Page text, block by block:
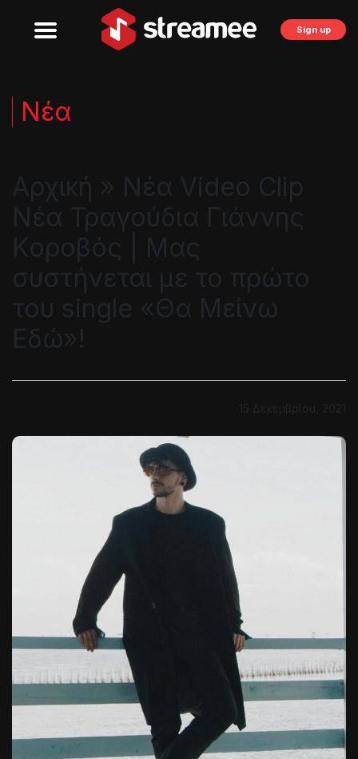
Sign up
Νέα
Αρχική » Νέα Video Clip
Νέα Τραγούδια Γιάννης
Κοροβός | Μας
συστήνεται με το πρώτο
του single «Θα Μείνω
Εδώ»!
15 Δεκεμβρίου, 2021